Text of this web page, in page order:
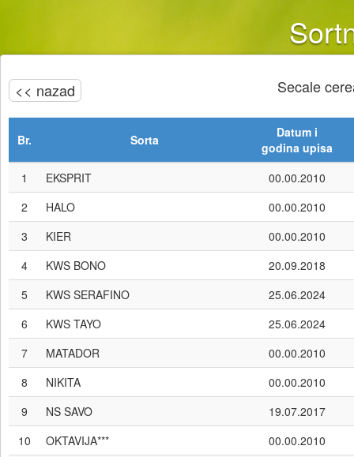
<< nazad Secale
Br. Sorta
Datum i
godina upisa
1
EKSPRIT
00.00.2010
2
HALO
00.00.2010
3
KIER
00.00.2010
4
KWS BONO
20.09.2018
5
KWS SERAFINO
25.06.2024
6
KWS TAYO
25.06.2024
7
MATADOR
00.00.2010
8
NIKITA
00.00.2010
9
NS SAVO
19.07.2017
10
OKTAVIJA***
00.00.2010